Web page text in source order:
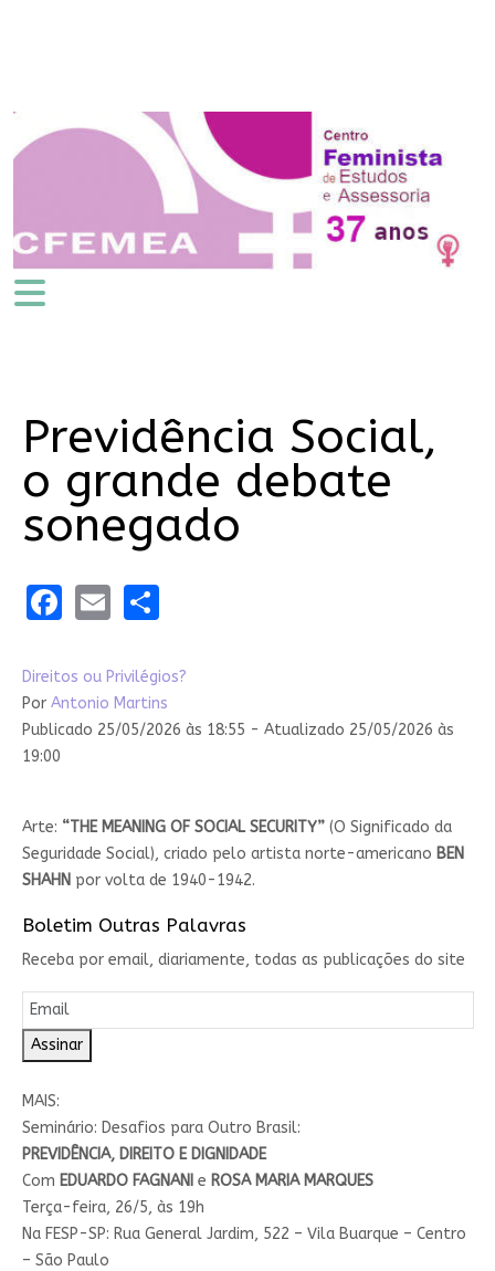
Previdência Social,
o grande debate
sonegado
Facebook
EmailShare
Direitos ou Privilégios?
Por Antonio Martins
Publicado 25/05/2026 às 18:55 - Atualizado 25/05/2026 às
19:00
Arte: “THE MEANING OF SOCIAL SECURITY”(O Significado da
Seguridade Social), criado pelo artista norte-americano BEN
SHAHN por volta de 1940-1942.
Boletim Outras Palavras
Receba por email, diariamente, todas as publicações do site
Assinar
MAIS:
Seminário: Desafios para Outro Brasil:
PREVIDÊNCIA, DIREITO E DIGNIDADE
Com EDUARDO FAGNANI e ROSA MARIA MARQUES
Terça-feira, 26/5, às 19h
Na FESP-SP: Rua General Jardim, 522 – Vila Buarque – Centro
– São Paulo